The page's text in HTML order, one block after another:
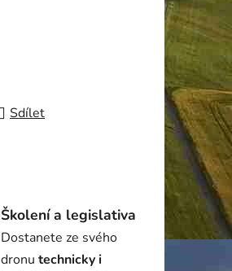
Sdílet
Školení a legislativa
Dostanete ze svého
dronu technicky i